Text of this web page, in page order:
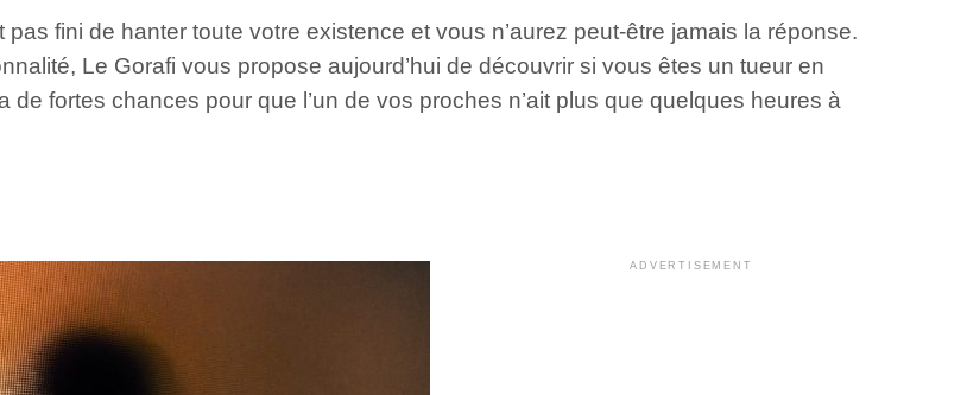
fini de hanter toute votre existence et vous n’aurez peut-être jamais la réponse.
Le Gorafi vous propose aujourd’hui de découvrir si vous êtes un tueur en
fortes chances pour que l’un de vos proches n’ait plus que quelques heures à
ADVERTISEMENT